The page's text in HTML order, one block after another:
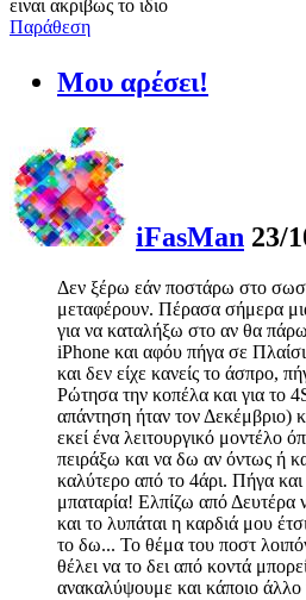
ειναι ακριβως το ιδιο
Παράθεση
Μου αρέσει!
iFasMan 23/
Δεν ξέρω εάν ποστάρω στο
μεταφέρουν. Πέρασα σήμερα
για να καταλήξω στο αν θα
iPhone και αφόυ πήγα σε
και δεν είχε κανείς το άσπρο,
Ρώτησα την κοπέλα και για το
απάντηση ήταν τον Δεκέμβριο)
εκεί ένα λειτουργικό μοντέλο
πειράξω και να δω αν όντως ή
καλύτερο από το 4άρι. Πήγα και
μπαταρία! Ελπίζω από Δευτέρα
και το λυπάται η καρδιά μου
το δω... Το θέμα του ποστ
θέλει να το δει από κοντά
ανακαλύψουμε και κάποιο